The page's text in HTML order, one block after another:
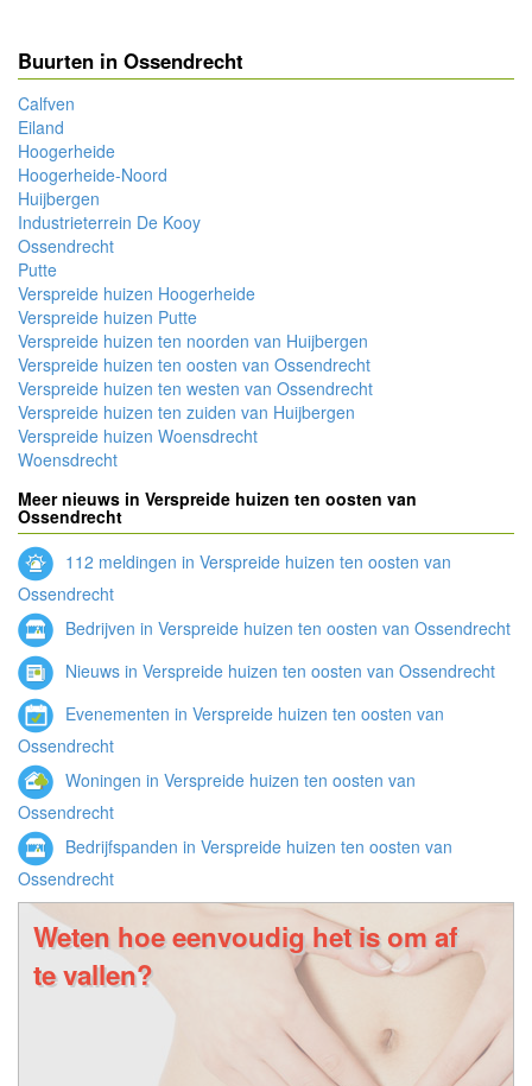
Buurten in Ossendrecht
Calfven
Eiland
Hoogerheide
Hoogerheide-Noord
Huijbergen
Industrieterrein De Kooy
Ossendrecht
Putte
Verspreide huizen Hoogerheide
Verspreide huizen Putte
Verspreide huizen ten noorden van Huijbergen
Verspreide huizen ten oosten van Ossendrecht
Verspreide huizen ten westen van Ossendrecht
Verspreide huizen ten zuiden van Huijbergen
Verspreide huizen Woensdrecht
Woensdrecht
Meer nieuws in Verspreide huizen ten oosten van
Ossendrecht
112 meldingen in Verspreide huizen ten oosten van
Ossendrecht
Bedrijven in Verspreide huizen ten oosten van Ossendrecht
Nieuws in Verspreide huizen ten oosten van Ossendrecht
Evenementen in Verspreide huizen ten oosten van
Ossendrecht
Woningen in Verspreide huizen ten oosten van
Ossendrecht
Bedrijfspanden in Verspreide huizen ten oosten van
Ossendrecht
Weten hoe eenvoudig het is om af
te vallen?